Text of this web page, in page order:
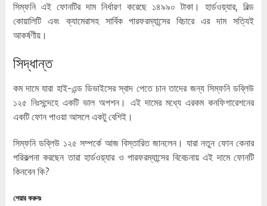
সিম্ফনি এই ফোনটির দাম নির্ধারণ করেছে ১৪৯৯০ টাকা। হার্ডওয়্যার, বিল্ড
কোয়ালিটি এবং ক্যামেরাসহ সার্বিক পারফরম্যান্সের বিচারে এর দাম সত্যিই
আকর্ষণীয়।
সিদ্ধান্ত
কম দামে যারা হাই-এন্ড ডিভাইসের স্বাদ পেতে চান তাদের জন্য সিম্ফনি ডব্লিউ
১২৫ নিঃসন্দেহে একটি ভাল অপশন। এই দামের মধ্যে এরকম কনফিগারেশনের
একটি ফোন পাওয়া আসলে একটু বেশিই।
সিম্ফনি ডব্লিউ ১২৫ সম্পর্কে আজ বিস্তারিত জানলেন। যারা নতুন ফোন কেনার
পরিকল্পনা করছেন তারা হার্ডওয়্যার ও পারফরম্যান্সের বিবেচনায় এই দামে ফোনটি
কিনবেন কি?
শেয়ার করুনঃ